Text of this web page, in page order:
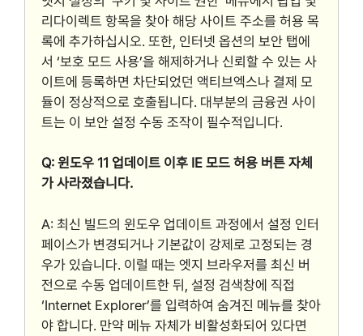
리다이렉트 항목을 찾아 해당 사이트 주소를 허용 목
록에 추가하십시오. 또한, 인터넷 옵션의 보안 탭에
서 ‘보호 모드 사용’을 해제하거나 신뢰할 수 있는 사
이트에 등록하면 차단되었던 액티브엑스나 결제 모
듈이 정상적으로 호출됩니다. 대부분의 금융권 사이
트는 이 보안 설정 수동 조작이 필수적입니다.
Q: 윈도우 11 업데이트 이후 IE 모드 허용 버튼 자체
가 사라졌습니다.
A: 최신 빌드의 윈도우 업데이트 과정에서 설정 인터
페이스가 변경되거나 기본값이 강제로 고정되는 경
우가 있습니다. 이럴 때는 엣지 브라우저를 최신 버
전으로 수동 업데이트한 뒤, 설정 검색창에 직접
‘Internet Explorer’를 입력하여 숨겨진 메뉴를 찾아
야 합니다. 만약 메뉴 자체가 비활성화되어 있다면